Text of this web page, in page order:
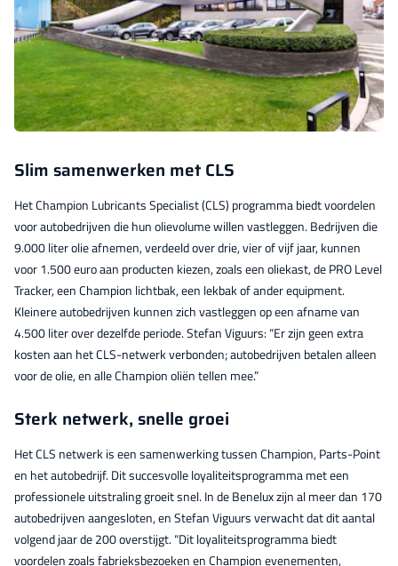
Slim samenwerken met CLS
Het Champion Lubricants Specialist (CLS) programma biedt voordelen
voor autobedrijven die hun olievolume willen vastleggen. Bedrijven die
9.000 liter olie afnemen, verdeeld over drie, vier of vijf jaar, kunnen
voor 1.500 euro aan producten kiezen, zoals een oliekast, de PRO Level
Tracker, een Champion lichtbak, een lekbak of ander equipment.
Kleinere autobedrijven kunnen zich vastleggen op een afname van
4.500 liter over dezelfde periode. Stefan Viguurs: “Er zijn geen extra
kosten aan het CLS-netwerk verbonden; autobedrijven betalen alleen
voor de olie, en alle Champion oliën tellen mee.”
Sterk netwerk, snelle groei
Het CLS netwerk is een samenwerking tussen Champion, Parts-Point
en het autobedrijf. Dit succesvolle loyaliteitsprogramma met een
professionele uitstraling groeit snel. In de Benelux zijn al meer dan 170
autobedrijven aangesloten, en Stefan Viguurs verwacht dat dit aantal
volgend jaar de 200 overstijgt. “Dit loyaliteitsprogramma biedt
voordelen zoals fabrieksbezoeken en Champion evenementen,